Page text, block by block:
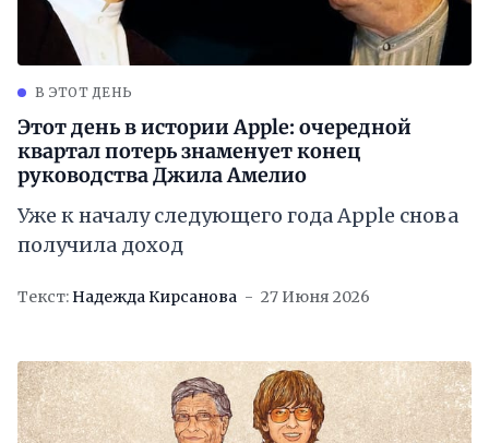
В ЭТОТ ДЕНЬ
Этот день в истории Apple: очередной
квартал потерь знаменует конец
руководства Джила Амелио
Уже к началу следующего года Apple снова
получила доход
Текст: Надежда Кирсанова 27 Июня 2026